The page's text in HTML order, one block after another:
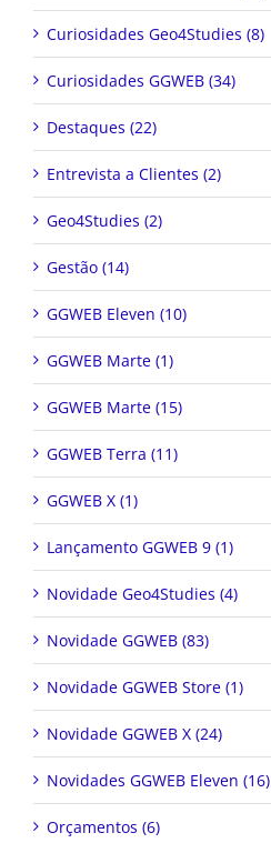
Curiosidades Geo4Studies (8)
Curiosidades GGWEB (34)
Destaques (22)
Entrevista a Clientes (2)
Geo4Studies (2)
Gestão (14)
GGWEB Eleven (10)
GGWEB Marte (1)
GGWEB Marte (15)
GGWEB Terra (11)
GGWEB X (1)
Lançamento GGWEB 9 (1)
Novidade Geo4Studies (4)
Novidade GGWEB (83)
Novidade GGWEB Store (1)
Novidade GGWEB X (24)
Novidades GGWEB Eleven (16)
Orçamentos (6)